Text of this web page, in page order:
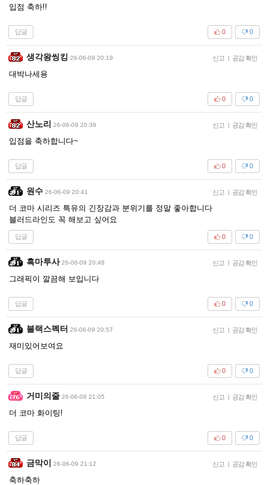
입점 축하!!
답글 0
0
생각왕씽킹 26-06-09 20:19 신고 | 공감 확인
대박나세용
답글 0
0
산노리 26-06-09 20:39 신고 | 공감 확인
입점을 축하합니다~
답글 0
0
원수 26-06-09 20:41 신고 | 공감 확인
더 코마 시리즈 특유의 긴장감과 분위기를 정말 좋아합니다
블러드라인도 꼭 해보고 싶어요
답글 0
0
흑마투사 26-06-09 20:48 신고 | 공감 확인
그래픽이 깔끔해 보입니다
답글 0
0
블랙스펙터 26-06-09 20:57 신고 | 공감 확인
재미있어보여요
답글 0
0
거미의줄 26-06-09 21:05 신고 | 공감 확인
더 코마 화이팅!
답글 0
0
금막이 26-06-09 21:12 신고 | 공감 확인
축하축하